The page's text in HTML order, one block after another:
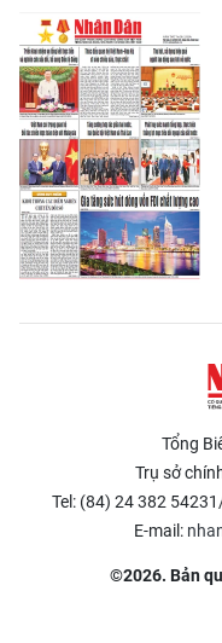
Tổng
Trụ sở
Tel: (84) 24 382
E-mail:
©2026. Bản